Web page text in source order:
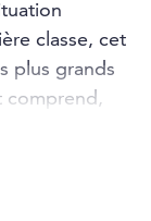
classe, cet
plus grands
comprend,
terrasse sur